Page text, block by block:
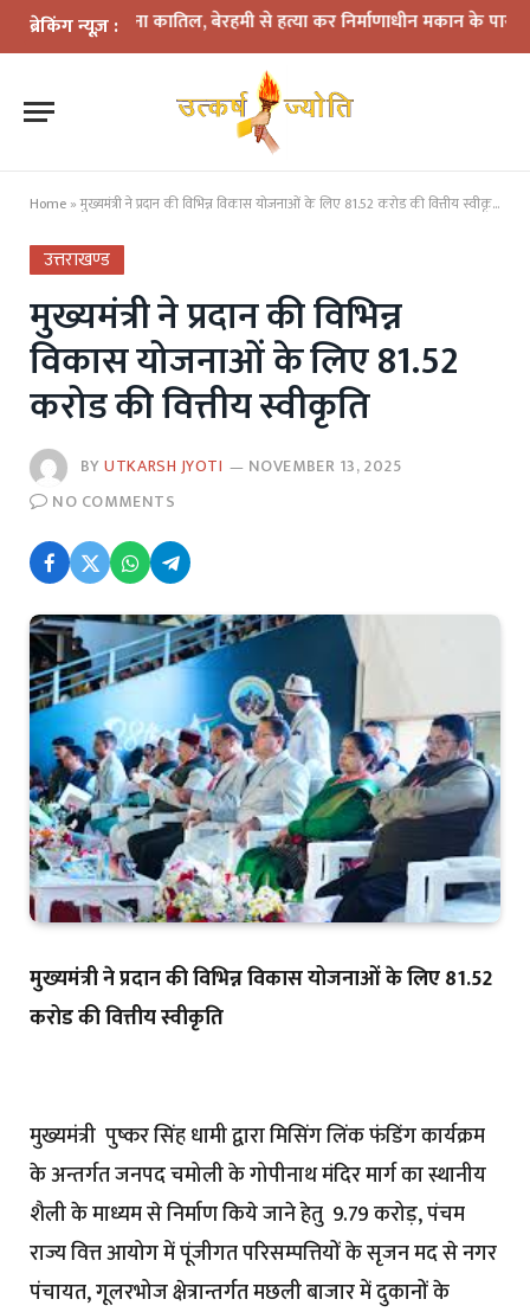
ब्रेकिंग न्यूज़ :
दोस्त बना कातिल, बेरहमी से हत्या कर निर्माणाधीन मकान के पास फेंका शव
Home »मुख्यमंत्री ने प्रदान की विभिन्न विकास योजनाओं के लिए 81.52 करोड की वित्तीय स्वीकृति
उत्तराखण्ड
मुख्यमंत्री ने प्रदान की विभिन्न
विकास योजनाओं के लिए 81.52
करोड की वित्तीय स्वीकृति
BYUTKARSH JYOTI
NOVEMBER 13, 2025
NO COMMENTS
मुख्यमंत्री ने प्रदान की विभिन्न विकास योजनाओं के लिए 81.52
करोड की वित्तीय स्वीकृति
मुख्यमंत्री पुष्कर सिंह धामी द्वारा मिसिंग लिंक फंडिंग कार्यक्रम
के अन्तर्गत जनपद चमोली के गोपीनाथ मंदिर मार्ग का स्थानीय
शैली के माध्यम से निर्माण किये जाने हेतु ₹ 9.79 करोड़, पंचम
राज्य वित्त आयोग में पूंजीगत परिसम्पत्तियों के सृजन मद से नगर
पंचायत, गूलरभोज क्षेत्रान्तर्गत मछली बाजार में दुकानों के